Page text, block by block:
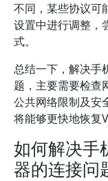
不同，某些协议可
设置中进行调整，
式。
总结一下，解决手
题，主要需要检查
公共网络限制及安
将能够更快地恢复
如何解决手
器的连接问